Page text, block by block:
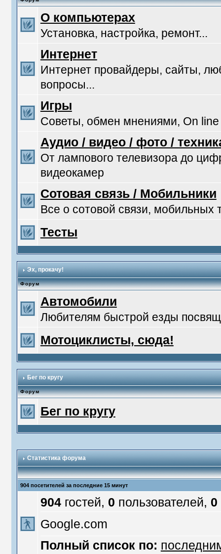
О компьютерах
Установка, настройка, ремонт...
Интернет
Интернет провайдеры, сайты,
вопросы...
Игры
Советы, обмен мнениями, On line
Аудио / видео / фото /
От лампового телевизора до
видеокамер
Сотовая связь / Мобильники
Все о сотовой связи, мобильных
Тесты
Эх, прокачу!
Форум
Автомобили
Любителям быстрой езды
Мотоциклисты, сюда!
Бег по кругу
Форум
Бег по кругу
Статистика форума
904 посетителей за последние 15 минут
904гостей, 0 пользователей, 0
Google.com
Полный список по: